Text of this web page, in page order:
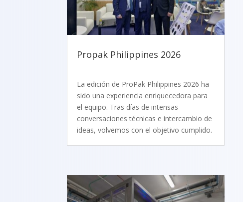
Propak Philippines 2026
La edición de ProPak Philippines 2026 ha
sido una experiencia enriquecedora para
el equipo. Tras días de intensas
conversaciones técnicas e intercambio de
ideas, volvemos con el objetivo cumplido.